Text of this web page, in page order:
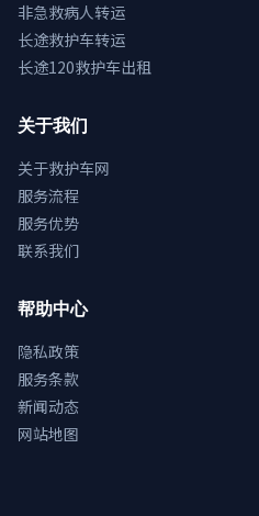
非急救病人转运
长途救护车转运
长途120救护车出租
关于我们
关于救护车网
服务流程
服务优势
联系我们
帮助中心
隐私政策
服务条款
新闻动态
网站地图